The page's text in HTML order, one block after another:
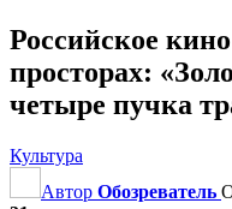
Российское
просторах:
четыре пучка
Культура
Автор Обозреватель